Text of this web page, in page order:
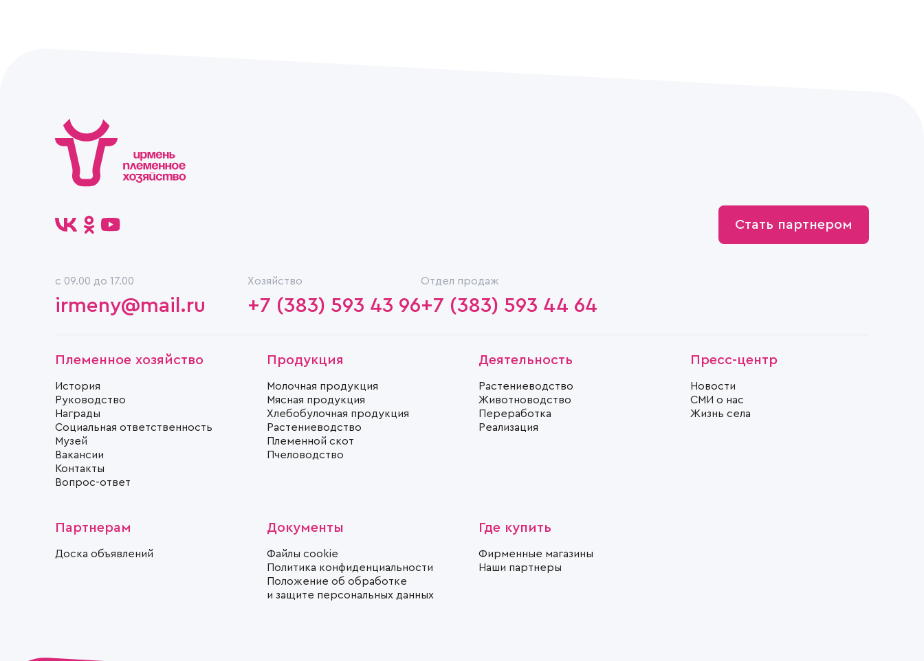
Стать партнером
c 09.00 до 17.00
irmeny@mail.ru
Хозяйство
+7 (383) 593 43 96
Отдел продаж
+7 (383) 593 44 64
Племенное хозяйство
История
Руководство
Награды
Социальная ответственность
Музей
Вакансии
Контакты
Вопрос-ответ
Продукция
Молочная продукция
Мясная продукция
Хлебобулочная продукция
Растениеводство
Племенной скот
Пчеловодство
Деятельность
Растениеводство
Животноводство
Переработка
Реализация
Пресс-центр
Новости
СМИ о нас
Жизнь села
Партнерам
Доска объявлений
Документы
Файлы cookie
Политика конфиденциальности
Положение об обработке
и защите персональных данных
Где купить
Фирменные магазины
Наши партнеры